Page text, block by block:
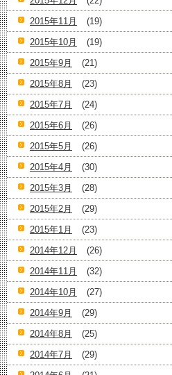
2015年11月
(19)
2015年10月
(19)
2015年9月
(21)
2015年8月
(23)
2015年7月
(24)
2015年6月
(26)
2015年5月
(26)
2015年4月
(30)
2015年3月
(28)
2015年2月
(29)
2015年1月
(23)
2014年12月
(26)
2014年11月
(32)
2014年10月
(27)
2014年9月
(29)
2014年8月
(25)
2014年7月
(29)